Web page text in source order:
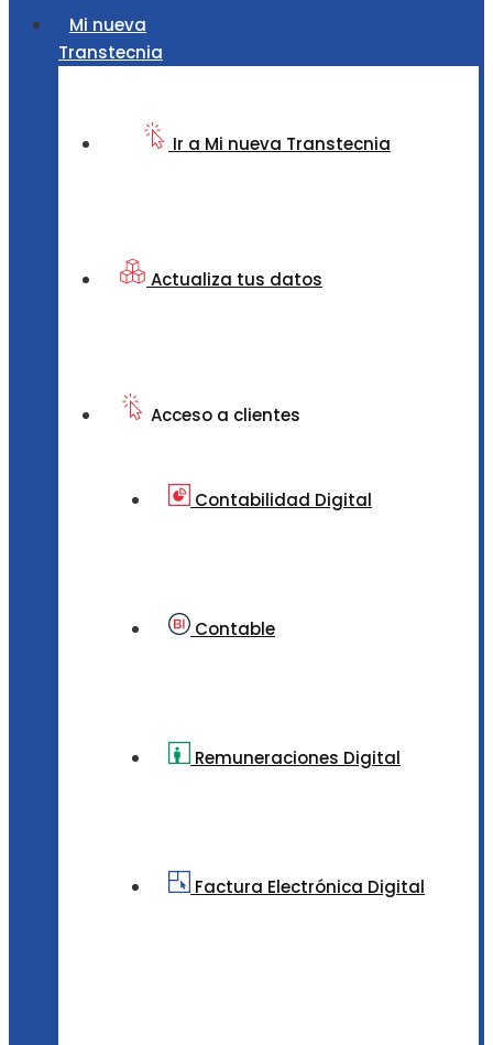
Mi nueva
Transtecnia
Ir a Mi nueva Transtecnia
Actualiza tus datos
Acceso a clientes
Contabilidad Digital
Contable
Remuneraciones Digital
Factura Electrónica Digital